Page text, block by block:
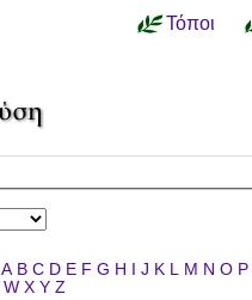
Τόποι
A B C D E F G H I J K L M N O P
W X Y Z